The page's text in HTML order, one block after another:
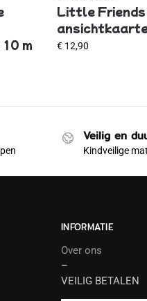
m
Little
€ 12,90
Veilig en
Kindveilige
INFORMATIE
Over ons
–
VEILIG BETALEN